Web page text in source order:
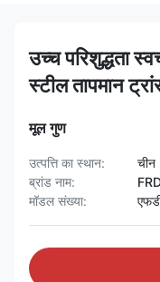
उच्च परिशुद्धता
स्टील तापमान
मूल गुण
उत्पत्ति का स्थान:
चीन
ब्रांड नाम:
मॉडल संख्या: